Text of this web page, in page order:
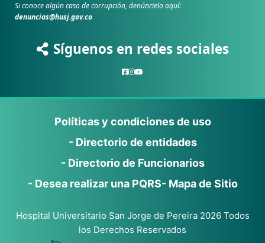
Si conoce algún caso de corrupción, denúncielo aquí:
denuncias@husj.gov.co
Síguenos en redes sociales
Políticas y condiciones de uso
- Directorio de entidades
- Directorio de Funcionarios
- Desea realizar una PQRS- Mapa de Sitio
Hospital Universitario San Jorge de Pereira 2026 Todos
los Derechos Reservados